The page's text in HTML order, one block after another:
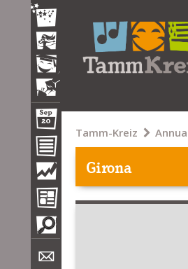
Tamm-Kreiz
Girona